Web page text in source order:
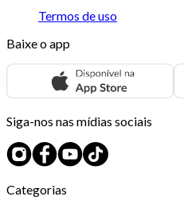
Termos de uso
Baixe o app
Siga-nos nas mídias sociais
Categorias